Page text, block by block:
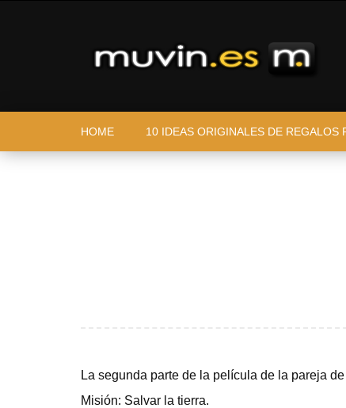
HOME 10 IDEAS ORIGINALES DE REGALOS
La segunda parte de la película de la pareja
Misión: Salvar la tierra.